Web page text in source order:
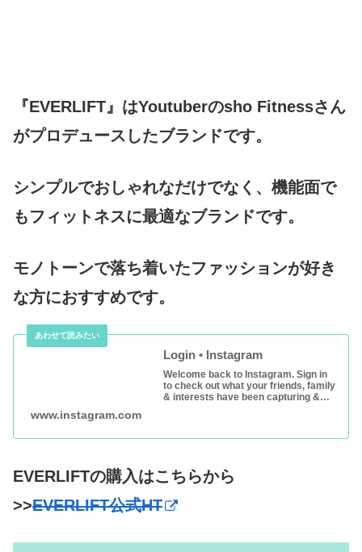
『EVERLIFT』はYoutuberのsho Fitnessさん
がプロデュースしたブランドです。
シンプルでおしゃれなだけでなく、機能面で
もフィットネスに最適なブランドです。
モノトーンで落ち着いたファッションが好き
な方におすすめです。
Login • Instagram
Welcome back to Instagram. Sign in
to check out what your friends, family
& interests have been capturing &
www.instagram.com
EVERLIFTの購入はこちらから
>>EVERLIFT公式HT